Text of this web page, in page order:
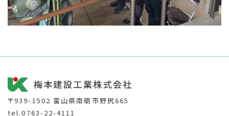
〒939-1502 富山県南砺市野尻665
tel.0763-22-4111